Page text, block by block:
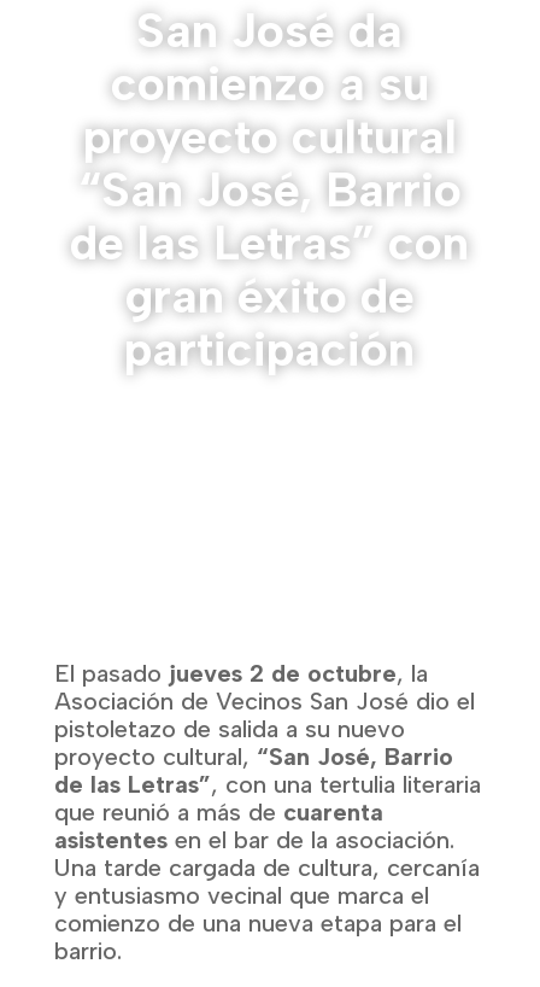
San José da
comienzo a su
proyecto cultural
“San José, Barrio
de las Letras” con
gran éxito de
participación
El pasado jueves 2 de octubre, la
Asociación de Vecinos San José dio el
pistoletazo de salida a su nuevo
proyecto cultural, “San José, Barrio
de las Letras”, con una tertulia literaria
que reunió a más de cuarenta
asistentesen el bar de la asociación.
Una tarde cargada de cultura, cercanía
y entusiasmo vecinal que marca el
comienzo de una nueva etapa para el
barrio.